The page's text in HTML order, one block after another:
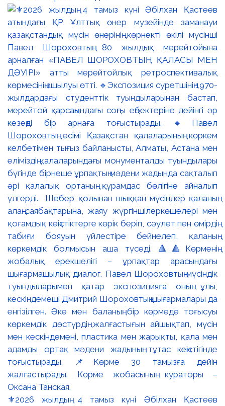
⚜️2026 жылдың 4 тамыз күні Әбілхан Қастеев